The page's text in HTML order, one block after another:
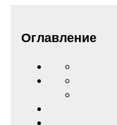
Оглавление